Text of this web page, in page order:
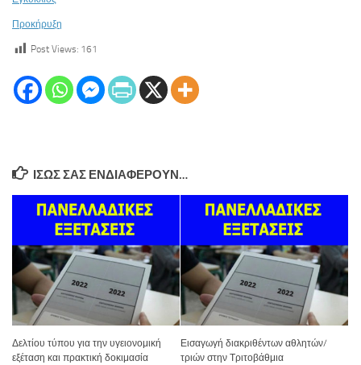
Προκήρυξη
Post Views: 161
ΊΣΩΣ ΣΑΣ ΕΝΔΙΑΦΈΡΟΥΝ…
Δελτίου τύπου για την υγειονομική
εξέταση και πρακτική δοκιμασία
Εισαγωγή διακριθέντων αθλητών/
τριών στην Τριτοβάθμια